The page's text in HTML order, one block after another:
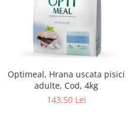
Optimeal, Hrana uscata pisici
adulte, Cod, 4kg
143,50 Lei